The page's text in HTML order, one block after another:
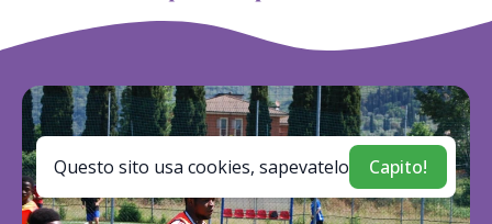
Questo sito usa cookies, sapevatelo Capito!